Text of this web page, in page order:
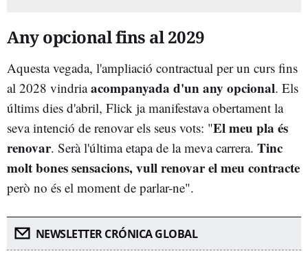
Any opcional fins al 2029
Aquesta vegada, l'ampliació contractual per un curs fins
al 2028 vindriaacompanyada d'un any opcional. Els
últims dies d'abril, Flick ja manifestava obertament la
seva intenció de renovar els seus vots: "El meu pla és
renovar. Serà l'última etapa de la meva carrera. Tinc
molt bones sensacions, vull renovar el meu contracte
però no és el moment de parlar-ne".
NEWSLETTER CRÓNICA GLOBAL